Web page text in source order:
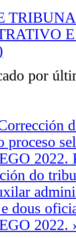
por
proceso
2022.
do
dous
2022.